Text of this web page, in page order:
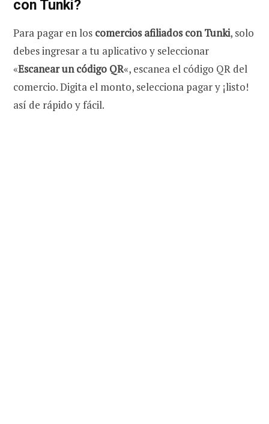
con Tunki?
Para pagar en los comercios afiliados con Tunki, solo
debes ingresar a tu aplicativo y seleccionar
«Escanear un código QR«, escanea el código QR del
comercio. Digita el monto, selecciona pagar y ¡listo!
así de rápido y fácil.